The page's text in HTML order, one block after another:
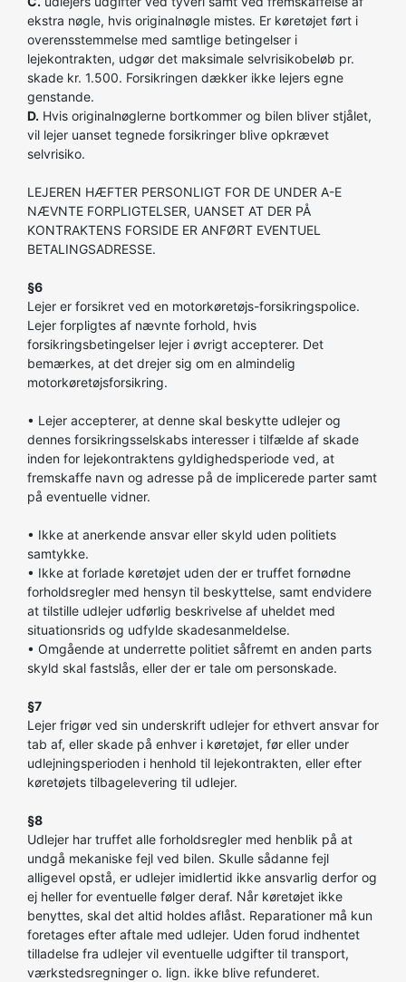
ekstra nøgle, hvis originalnøgle mistes. Er køretøjet ført i
overensstemmelse med samtlige betingelser i
lejekontrakten, udgør det maksimale selvrisikobeløb pr.
skade kr. 1.500. Forsikringen dækker ikke lejers egne
genstande.
D. Hvis originalnøglerne bortkommer og bilen bliver stjålet,
vil lejer uanset tegnede forsikringer blive opkrævet
selvrisiko.
LEJEREN HÆFTER PERSONLIGT FOR DE UNDER A-E
NÆVNTE FORPLIGTELSER, UANSET AT DER PÅ
KONTRAKTENS FORSIDE ER ANFØRT EVENTUEL
BETALINGSADRESSE.
§6
Lejer er forsikret ved en motorkøretøjs-forsikringspolice.
Lejer forpligtes af nævnte forhold, hvis
forsikringsbetingelser lejer i øvrigt accepterer. Det
bemærkes, at det drejer sig om en almindelig
motorkøretøjsforsikring.
• Lejer accepterer, at denne skal beskytte udlejer og
dennes forsikringsselskabs interesser i tilfælde af skade
inden for lejekontraktens gyldighedsperiode ved, at
fremskaffe navn og adresse på de implicerede parter samt
på eventuelle vidner.
• Ikke at anerkende ansvar eller skyld uden politiets
samtykke.
• Ikke at forlade køretøjet uden der er truffet fornødne
forholdsregler med hensyn til beskyttelse, samt endvidere
at tilstille udlejer udførlig beskrivelse af uheldet med
situationsrids og udfylde skadesanmeldelse.
• Omgående at underrette politiet såfremt en anden parts
skyld skal fastslås, eller der er tale om personskade.
§7
Lejer frigør ved sin underskrift udlejer for ethvert ansvar for
tab af, eller skade på enhver i køretøjet, før eller under
udlejningsperioden i henhold til lejekontrakten, eller efter
køretøjets tilbagelevering til udlejer.
§8
Udlejer har truffet alle forholdsregler med henblik på at
undgå mekaniske fejl ved bilen. Skulle sådanne fejl
alligevel opstå, er udlejer imidlertid ikke ansvarlig derfor og
ej heller for eventuelle følger deraf. Når køretøjet ikke
benyttes, skal det altid holdes aflåst. Reparationer må kun
foretages efter aftale med udlejer. Uden forud indhentet
tilladelse fra udlejer vil eventuelle udgifter til transport,
værkstedsregninger o. lign. ikke blive refunderet.